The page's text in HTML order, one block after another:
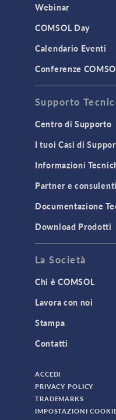
Webinar
COMSOL Day
Calendario Eventi
Conferenze
Supporto
Centro di Supporto
I tuoi Casi di
Informazioni
Partner e consulenti
Documentazione
Download Prodotti
La Società
Chi è COMSOL
Lavora con noi
Stampa
Contatti
ACCEDI
PRIVACY POLICY
TRADEMARKS
IMPOSTAZIONI